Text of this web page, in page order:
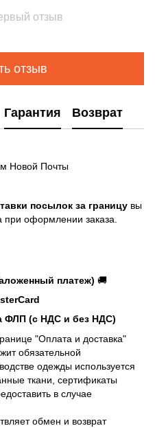
отзыв
отзыв
Гарантия Возврат
Новой Почты
посылок за границу вы
оформлении заказа.
платеж) 🚚
ФЛП (с НДС и без НДС)
"Оплата и доставка"
обязательной
одежды используется
ткани, сертификаты
в случае
обмен и возврат